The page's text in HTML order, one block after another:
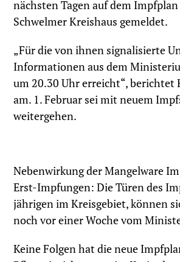
nächsten Tagen auf dem
Schwelmer Kreishaus gemeldet.
„Für die von ihnen signalisierte
Informationen aus dem
um 20.30 Uhr erreicht“, berichtet
am. 1. Februar sei mit neuem
weitergehen.
Nebenwirkung der Mangelware
Erst-Impfungen: Die Türen des
jährigen im Kreisgebiet, können
noch vor einer Woche vom
Keine Folgen hat die neue